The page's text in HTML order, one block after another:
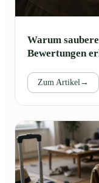
Warum
Bewertungen
Zum Artikel→